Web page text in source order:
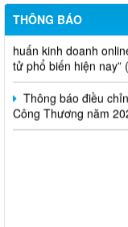
THÔNG BÁO
Thông báo lựa chọn
huấn kinh doanh
tử phổ biến hiện nay”
Thông báo điều
Công Thương năm